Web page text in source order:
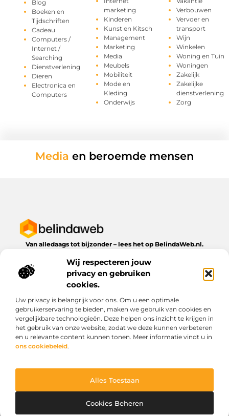
Wij respecteren jouw
privacy en gebruiken
cookies.
Uw privacy is belangrijk voor ons. Om u een optimale
gebruikerservaring te bieden, maken we gebruik van cookies en
vergelijkbare technologieën. Deze helpen ons inzicht te krijgen in
het gebruik van onze website, zodat we deze kunnen verbeteren
en u relevante content kunnen tonen. Meer informatie vindt u in
ons cookiebeleid.
Alles Toestaan
Cookies Beheren
Blog
Boeken en
Tijdschriften
Cadeau
Computers /
Internet /
Searching
Dienstverlening
Dieren
Electronica en
Computers
marketing
Kinderen
Kunst en Kitsch
Management
Marketing
Media
Meubels
Mobiliteit
Mode en
Kleding
Onderwijs
Verbouwen
Vervoer en
transport
Wijn
Winkelen
Woning en Tuin
Woningen
Zakelijk
Zakelijke
dienstverlening
Zorg
Media en beroemde mensen
Van alledaags tot bijzonder – lees het op BelindaWeb.nl.
dagelijks leven te bieden heeft.
Bericht categorie
Onze informatie
Cookiebeleid (EU)
@2025 www.belindaweb.nl. All Right Reserved.